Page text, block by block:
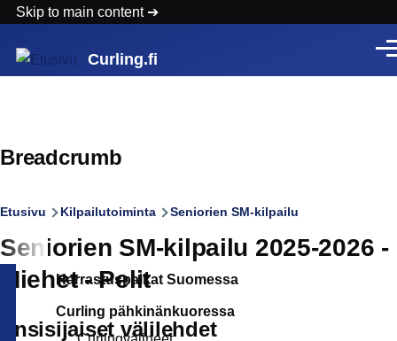
Skip to main content
Curling.fi
Harrastuspaikat Suomessa
Curling pähkinänkuoressa
Breadcrumb
Etusivu Kilpailutoiminta Seniorien SM-kilpailu
Seniorien SM-kilpailu 2025-2026 -
Miehet - Pelit
Ensisijaiset välilehdet